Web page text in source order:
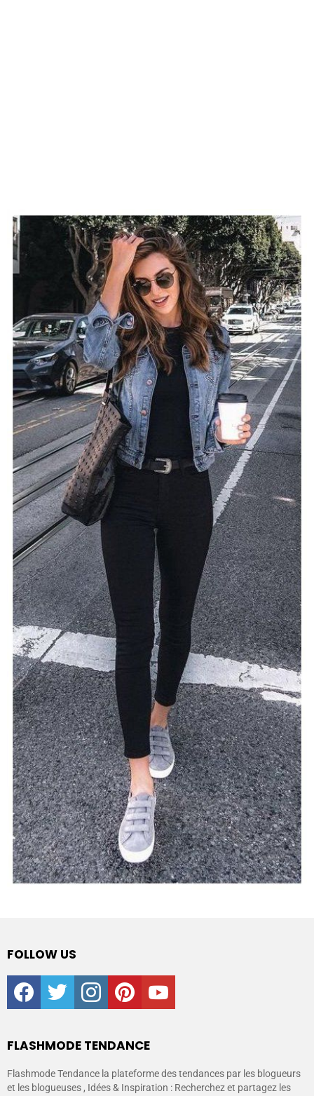
FOLLOW US
facebooktwitter instagrampinterestyoutube
FLASHMODE TENDANCE
Flashmode Tendance la plateforme des tendances par les blogueurs
et les blogueuses , Idées & Inspiration : Recherchez et partagez les